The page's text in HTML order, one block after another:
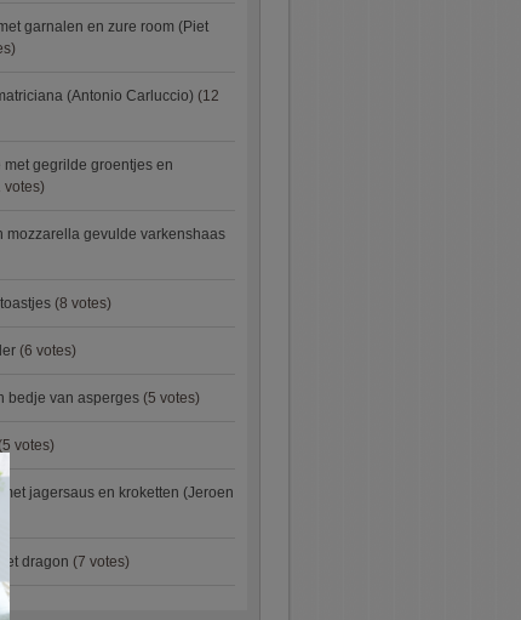
garnalen en zure room (Piet
(Antonio Carluccio) (12
gegrilde groentjes en
votes)
mozzarella gevulde varkenshaas
(8 votes)
(6 votes)
bedje van asperges (5 votes)
(5 votes)
met jagersaus en kroketten (Jeroen
dragon (7 votes)